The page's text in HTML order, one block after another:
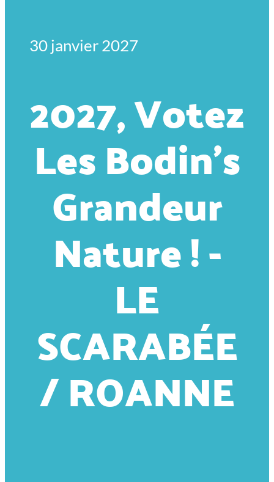
30 janvier 2027
2027, Votez
Les Bodin’s
Grandeur
Nature ! -
LE
SCARABÉE
/ ROANNE